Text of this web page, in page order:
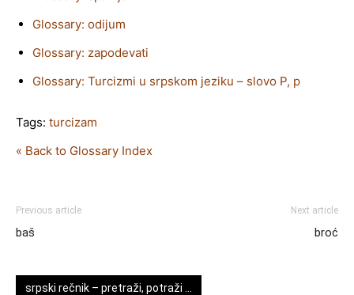
Glossary: odijum
Glossary: zapodevati
Glossary: Turcizmi u srpskom jeziku – slovo P, p
Tags: turcizam
« Back to Glossary Index
Previous article
baš
Next article
broć
srpski rečnik – pretraži, potraži …